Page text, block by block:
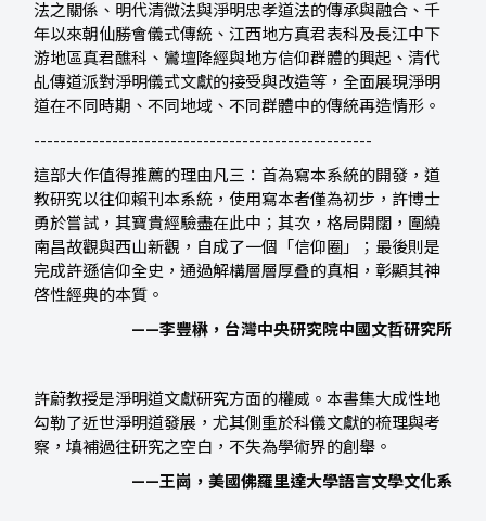
法之關係、明代清微法與淨明忠孝道法的傳承與融合、千
年以來朝仙勝會儀式傳統、江西地方真君表科及長江中下
游地區真君醮科、鸞壇降經與地方信仰群體的興起、清代
乩傳道派對淨明儀式文獻的接受與改造等，全面展現淨明
道在不同時期、不同地域、不同群體中的傳統再造情形。
----------------------------------------------------
這部大作值得推薦的理由凡三：首為寫本系統的開發，道
教研究以往仰賴刊本系統，使用寫本者僅為初步，許博士
勇於嘗試，其寶貴經驗盡在此中；其次，格局開闊，圍繞
南昌故觀與西山新觀，自成了一個「信仰圈」；最後則是
完成許遜信仰全史，通過解構層層厚叠的真相，彰顯其神
啓性經典的本質。
——李豐楙，台灣中央研究院中國文哲研究所
許蔚教授是淨明道文獻研究方面的權威。本書集大成性地
勾勒了近世淨明道發展，尤其側重於科儀文獻的梳理與考
察，填補過往研究之空白，不失為學術界的創舉。
——王崗，美國佛羅里達大學語言文學文化系